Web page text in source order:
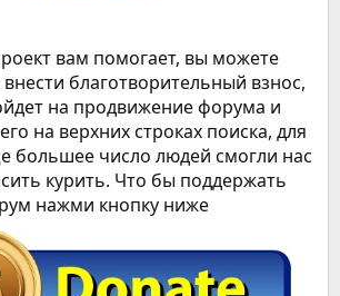
вам помогает, вы можете
благотворительный взнос,
на продвижение форума и
на верхних строках поиска, для
большее число людей смогли нас
курить. Что бы поддержать
нажми кнопку ниже